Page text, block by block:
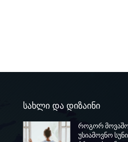
სახლი და დიზაინი
როგორ
უსიამოვნო